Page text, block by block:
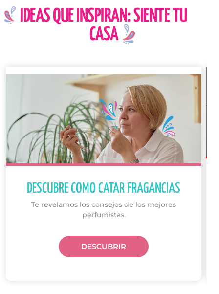
IDEAS QUE INSPIRAN: SIENTE TU
CASA
DESCUBRE COMO CATAR FRAGANCIAS
Te revelamos los consejos de los mejores
perfumistas.
DESCUBRIR